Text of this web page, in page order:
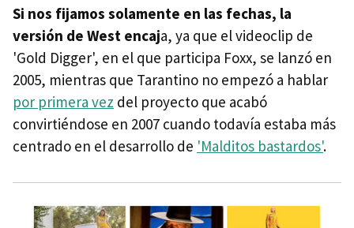
Si nos fijamos solamente en las fechas, la
versión de West encaja, ya que el videoclip de
'Gold Digger', en el que participa Foxx, se lanzó en
2005, mientras que Tarantino no empezó a hablar
por primera vez del proyecto que acabó
convirtiéndose en 2007 cuando todavía estaba más
centrado en el desarrollo de 'Malditos bastardos'.